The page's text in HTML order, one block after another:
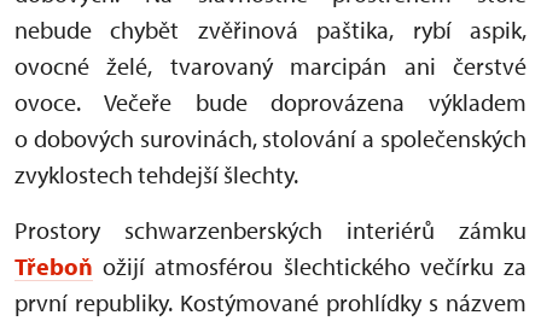
nebude chybět zvěřinová paštika, rybí aspik,
ovocné želé, tvarovaný marcipán ani čerstvé
ovoce. Večeře bude doprovázena výkladem
o dobových surovinách, stolování a společenských
zvyklostech tehdejší šlechty.
Prostory schwarzenberských interiérů zámku
Třeboň ožijí atmosférou šlechtického večírku za
první republiky. Kostýmované prohlídky s názvem